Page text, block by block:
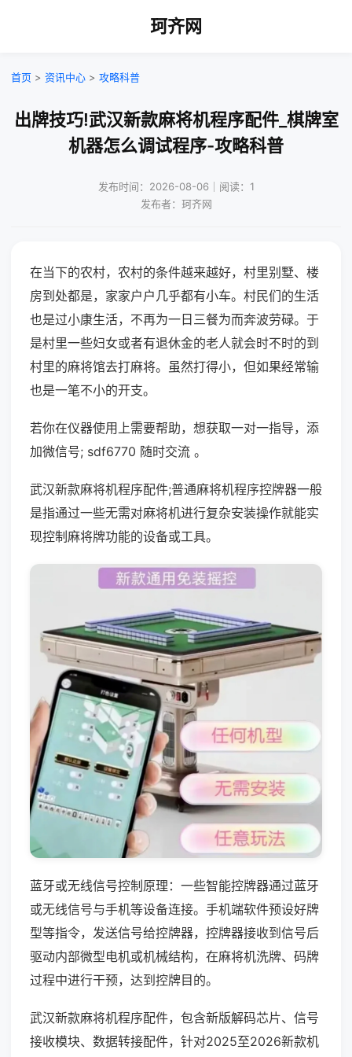
珂齐网
首页 > 资讯中心 > 攻略科普
出牌技巧!武汉新款麻将机程序配件_棋牌室
机器怎么调试程序-攻略科普
发布时间：2026-08-06｜阅读：1
发布者：珂齐网
在当下的农村，农村的条件越来越好，村里别墅、楼
房到处都是，家家户户几乎都有小车。村民们的生活
也是过小康生活，不再为一日三餐为而奔波劳碌。于
是村里一些妇女或者有退休金的老人就会时不时的到
村里的麻将馆去打麻将。虽然打得小，但如果经常输
也是一笔不小的开支。
若你在仪器使用上需要帮助，想获取一对一指导，添
加微信号; sdf6770 随时交流 。
武汉新款麻将机程序配件;普通麻将机程序控牌器一般
是指通过一些无需对麻将机进行复杂安装操作就能实
现控制麻将牌功能的设备或工具。
蓝牙或无线信号控制原理：一些智能控牌器通过蓝牙
或无线信号与手机等设备连接。手机端软件预设好牌
型等指令，发送信号给控牌器，控牌器接收到信号后
驱动内部微型电机或机械结构，在麻将机洗牌、码牌
过程中进行干预，达到控牌目的。
武汉新款麻将机程序配件，包含新版解码芯片、信号
接收模块、数据转接配件，针对2025至2026新款机